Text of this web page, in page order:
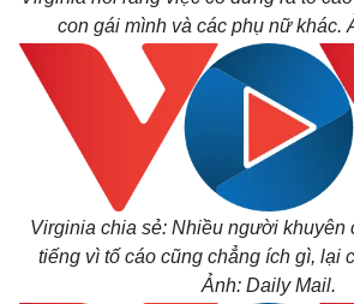
Thế giới
Quan sát
Cuộc sống đó đây
Hồ sơ
Ảnh
E-
con gái mình và các phụ nữ khác.
Virginia chia sẻ: Nhiều người khuyên
tiếng vì tố cáo cũng chẳng ích gì, lại
Ảnh: Daily Mail.